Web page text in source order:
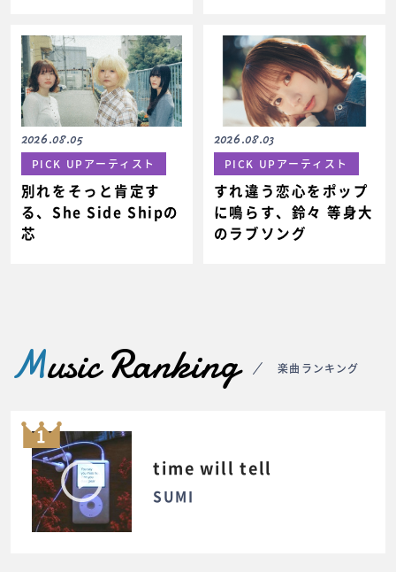
2026.08.05
PICK UPアーティスト
別れをそっと肯定す
る、She Side Shipの
芯
2026.08.03
PICK UPアーティスト
すれ違う恋心をポップ
に鳴らす、鈴々 等身大
のラブソング
Music Ranking 楽曲ランキング
1
time will tell
SUMI